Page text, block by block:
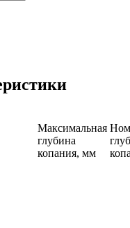
Максимальная
глубина
копания, мм